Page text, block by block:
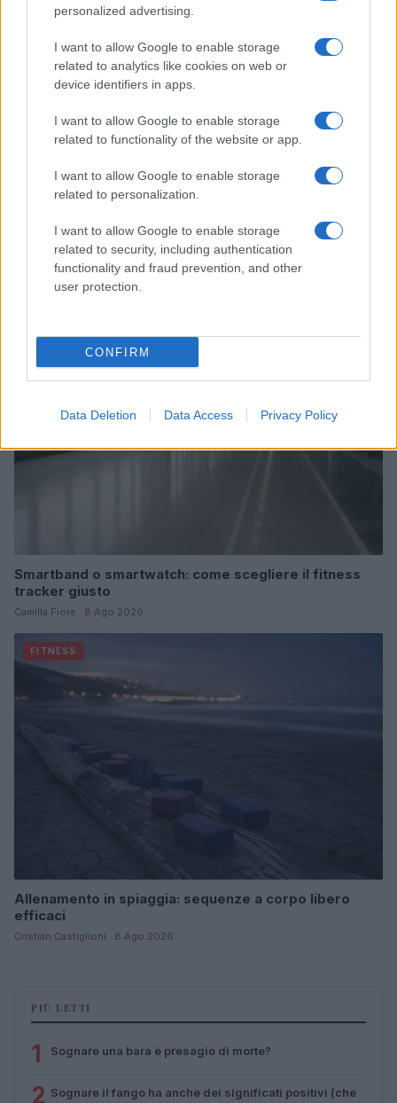
personalized advertising.
I want to allow Google to enable storage
related to analytics like cookies on web or
device identifiers in apps.
I want to allow Google to enable storage
related to functionality of the website or app.
I want to allow Google to enable storage
related to personalization.
I want to allow Google to enable storage
related to security, including authentication
functionality and fraud prevention, and other
user protection.
CONFIRM
Data Deletion Data Access Privacy Policy
Come preparare la crema pasticcera al microonde in
pochi minuti
Cristian Castiglioni · 8 Ago 2026
Smartband o smartwatch: come scegliere il fitness
tracker giusto
Camilla Fiore · 8 Ago 2026
FITNESS
Allenamento in spiaggia: sequenze a corpo libero
efficaci
Cristian Castiglioni · 8 Ago 2026
PIÙ LETTI
1 Sognare una bara è presagio di morte?
2 Sognare il fango ha anche dei significati positivi (che